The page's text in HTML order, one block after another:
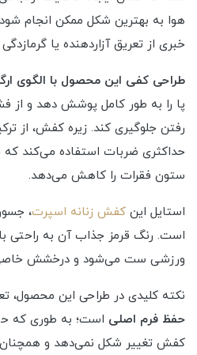
هوا به بهترین شکل ممکن انجام
خبری از تعریق آزاردهنده یا
طراحی کفی این محصول با الگوی
پا را به طور کامل پوشش دهد و از
رفتن جلوگیری کند. زیره کفش، از
حداکثری ضربات استفاده می‌کند که
ستون فقرات را کاهش می‌دهد.
استایل این کفش زنانه اسپرت،
است. رنگ قرمز جذاب آن به راحتی
ورزشی ست می‌شود و درخشش
نکته کلیدی در طراحی این محصول،
حفظ فرم اصلی است؛ به طوری که
کفش تغییر شکل نمی‌دهد و همچنان